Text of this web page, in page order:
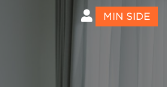
MIN SIDE